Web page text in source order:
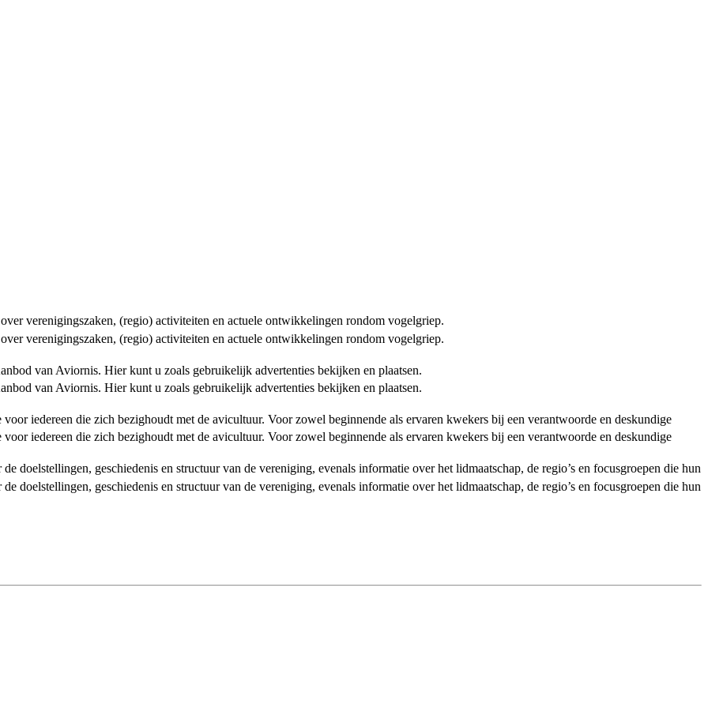
verenigingszaken, (regio) activiteiten en actuele ontwikkelingen rondom vogelgriep.
verenigingszaken, (regio) activiteiten en actuele ontwikkelingen rondom vogelgriep.
van Aviornis. Hier kunt u zoals gebruikelijk advertenties bekijken en plaatsen.
van Aviornis. Hier kunt u zoals gebruikelijk advertenties bekijken en plaatsen.
iedereen die zich bezighoudt met de avicultuur. Voor zowel beginnende als ervaren kwekers bij een verantwoorde en deskundige
iedereen die zich bezighoudt met de avicultuur. Voor zowel beginnende als ervaren kwekers bij een verantwoorde en deskundige
doelstellingen, geschiedenis en structuur van de vereniging, evenals informatie over het lidmaatschap, de regio’s en focusgroepen die hun
doelstellingen, geschiedenis en structuur van de vereniging, evenals informatie over het lidmaatschap, de regio’s en focusgroepen die hun